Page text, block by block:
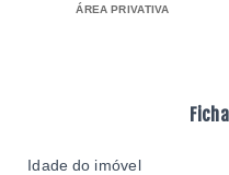
ÁREA PRIVATIVA
Idade do imóvel